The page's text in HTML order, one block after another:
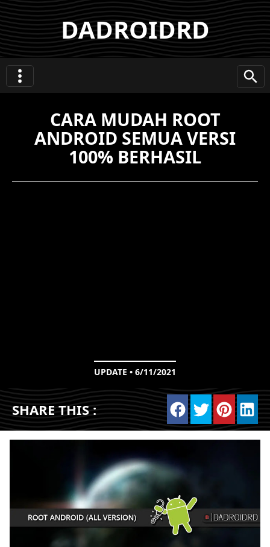
DADROIDRD
CARA MUDAH ROOT
ANDROID SEMUA VERSI
100% BERHASIL
UPDATE • 6/11/2021
SHARE THIS :